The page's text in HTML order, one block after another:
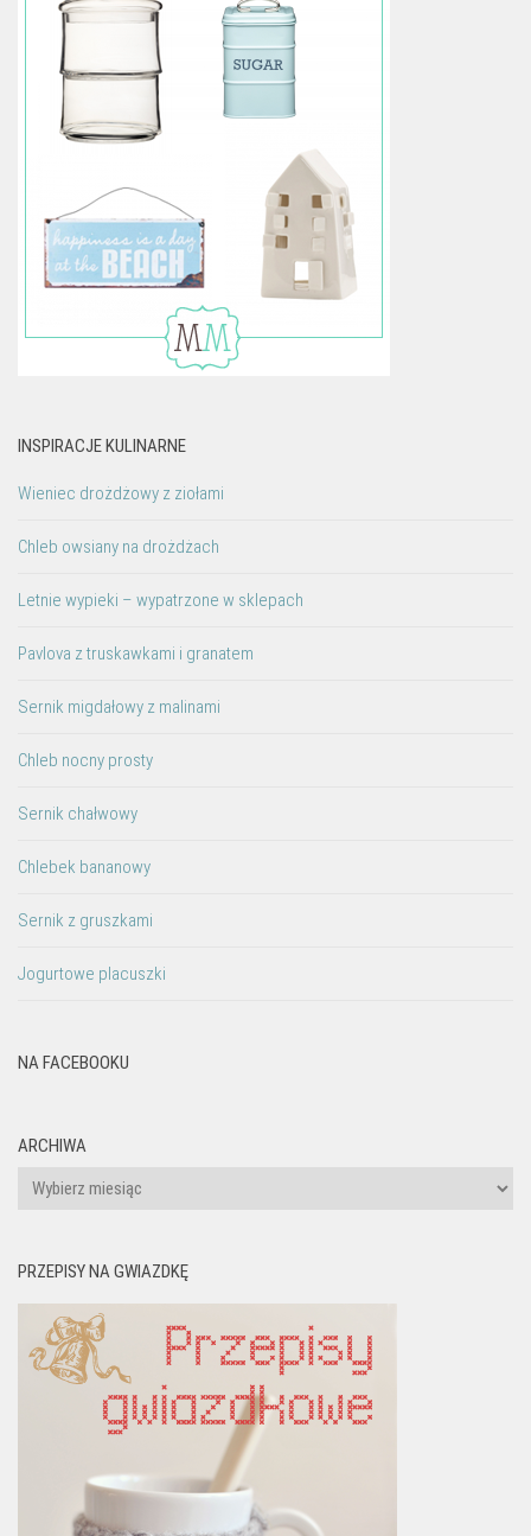
INSPIRACJE KULINARNE
Wieniec drożdżowy z ziołami
Chleb owsiany na drożdżach
Letnie wypieki – wypatrzone w sklepach
Pavlova z truskawkami i granatem
Sernik migdałowy z malinami
Chleb nocny prosty
Sernik chałwowy
Chlebek bananowy
Sernik z gruszkami
Jogurtowe placuszki
NA FACEBOOKU
ARCHIWA
Archiwa
PRZEPISY NA GWIAZDKĘ